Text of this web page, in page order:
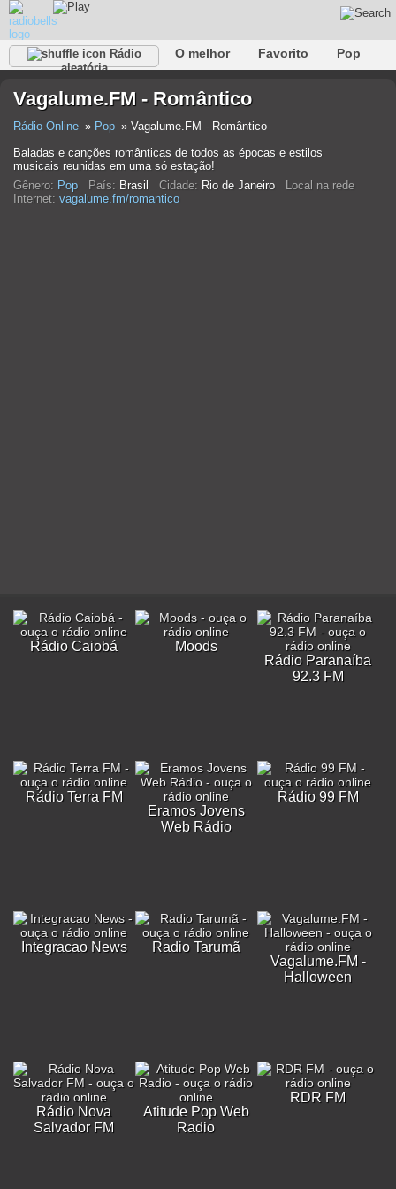
Rádio
aleatória
O melhor Favorito
Pop
Rap
Falk Jazz Bebê Clássico
Vagalume.FM - Romântico
Rádio Online Pop
Vagalume.FM - Romântico
Baladas e canções românticas de todos as épocas e estilos
musicais reunidas em uma só estação!
Gênero: Pop País: Brasil Cidade: Rio de Janeiro
Local na rede
Internet: vagalume.fm/romantico
Rádio Caiobá
Moods
Rádio Paranaíba
92.3 FM
Rádio Terra FM
Eramos Jovens
Web Rádio
Rádio 99 FM
Integracao News
Radio Tarumã
Vagalume.FM -
Halloween
Rádio Nova
Salvador FM
Atitude Pop Web
Radio
RDR FM